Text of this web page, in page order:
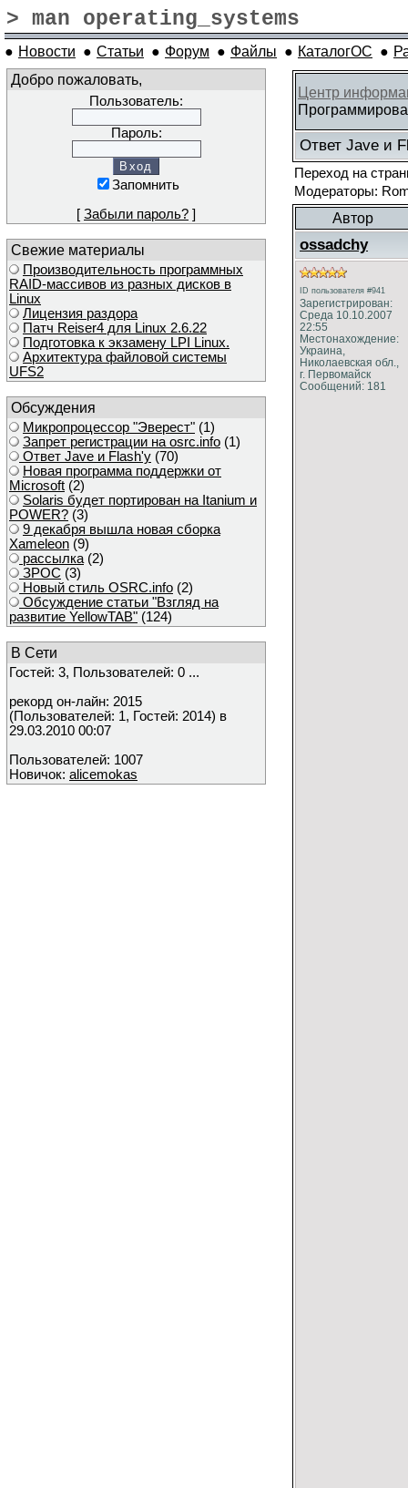
> man operating_systems
● Новости ● Статьи ● Форум ● Файлы ● КаталогОС ●
Добро пожаловать,
Пользователь:
Пароль:
Запомнить
[ Забыли пароль? ]
Свежие материалы
Производительность программных
RAID-массивов из разных дисков в
Linux
Лицензия раздора
Патч Reiser4 для Linux 2.6.22
Подготовка к экзамену LPI Linux.
Архитектура файловой системы
UFS2
Обсуждения
Микропроцессор "Эверест" (1)
Запрет регистрации на osrc.info (1)
Ответ Javе и Flash'у (70)
Новая программа поддержки от
Microsoft (2)
Solaris будет портирован на Itanium и
POWER? (3)
9 декабря вышла новая сборка
Xameleon (9)
рассылка (2)
ЗРОС (3)
Новый стиль OSRC.info (2)
Обсуждение статьи "Взгляд на
развитие YellowTAB" (124)
В Сети
Гостей: 3, Пользователей: 0 ...
рекорд он-лайн: 2015
(Пользователей: 1, Гостей: 2014) в
29.03.2010 00:07
Пользователей: 1007
Новичок: alicemokas
Центр
Ответ Javе и
Переход на
Модераторы:
Автор
ossadchy
ID пользователя #941
Зарегистрирован:
Среда 10.10.2007
22:55
Местонахождение:
Украина,
Николаевская обл.,
г. Первомайск
Сообщений: 181